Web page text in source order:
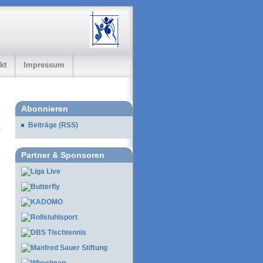
Impressum
Abonnieren
Beiträge (RSS)
Partner & Sponsoren